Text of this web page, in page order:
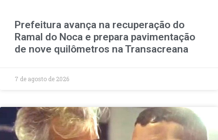
Prefeitura avança na recuperação do
Ramal do Noca e prepara pavimentação
de nove quilômetros na Transacreana
7 de agosto de 2026